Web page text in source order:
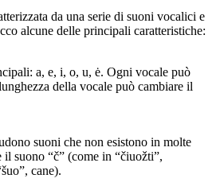
da una serie di suoni vocalici e
alcune delle principali caratteristiche:
a, e, i, o, u, ė. Ogni vocale può
della vocale può cambiare il
suoni che non esistono in molte
suono “č” (come in “čiuožti”,
cane).